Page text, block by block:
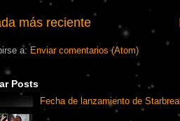
más reciente
a: Enviar comentarios (Atom)
Posts
Fecha de lanzamiento de